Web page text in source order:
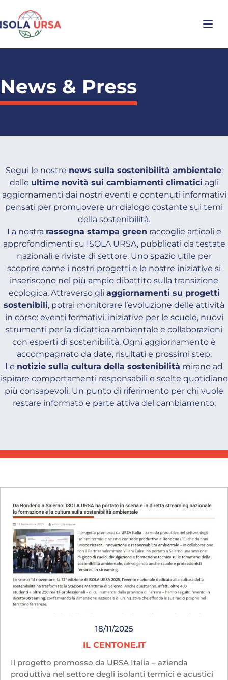
News & Press
Segui le nostre news sulla sostenibilità ambientale:
dalle ultime novità sui cambiamenti climatici agli
aggiornamenti dai nostri eventi e contenuti informativi
pensati per promuovere un dialogo costante sui temi
della sostenibilità.
La nostra rassegna stampa green raccoglie articoli e
approfondimenti su ISOLA URSA, pubblicati da testate
nazionali e riviste di settore. Uno spazio utile per
scoprire come i nostri progetti e le nostre iniziative si
inseriscono nel più ampio dibattito sulla transizione
ecologica. Attraverso gli aggiornamenti su progetti
sostenibili, potrai monitorare l’evoluzione delle attività
in corso: eventi formativi, iniziative per le scuole, nuovi
strumenti per la didattica ambientale e collaborazioni
con esperti di sostenibilità. Ogni aggiornamento è
accompagnato da date, risultati e prossimi step.
Le notizie sulla cultura della sostenibilità mirano ad
ispirare comportamenti responsabili e scelte quotidiane
più consapevoli. Un punto di riferimento per chi vuole
restare informato e parte attiva del cambiamento.
18/11/2025
IL CENTONE.IT
Il progetto promosso da URSA Italia – azienda
produttiva nel settore degli isolanti termici e acustici